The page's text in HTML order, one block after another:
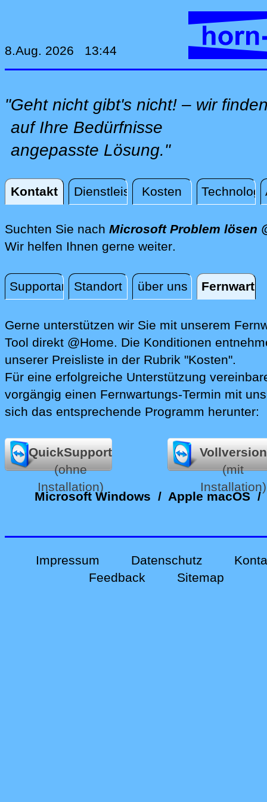
8.Aug. 2026 13:44
"Geht nicht gibt's nicht! – wir
auf Ihre Bedürfnisse
angepasste Lösung."
Kontakt Dienstleistungen
Kosten
Kontakt
Suchten Sie nach Microsoft Problem lösen
Wir helfen Ihnen gerne weiterdirekt vor Ort
.
SupportanfrageStandort über uns
Fernwartung
Gerne unterstützen wir Sie mit unserem
Tool direkt @Home. Die Konditionen
unserer Preisliste in der Rubrik "Kosten".
Für eine erfolgreiche Unterstützung
vorgängig einen Fernwartungs-Termin mit
sich das entsprechende Programm herunter:
QuickSupport
(ohne
Installation)
Vollversion
(mit
Installation)
Microsoft Windows /Apple macOS /
Impressum Datenschutz
Feedback
Sitemap